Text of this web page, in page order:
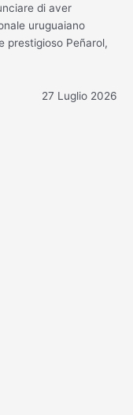
di aver
uruguaiano
prestigioso Peñarol,
27 Luglio 2026